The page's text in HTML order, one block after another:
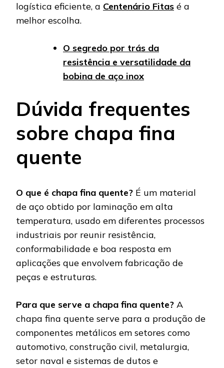
logística eficiente, a Centenário Fitas é a
melhor escolha.
O segredo por trás da
resistência e versatilidade da
bobina de aço inox
Dúvida frequentes
sobre chapa fina
quente
O que é chapa fina quente? É um material
de aço obtido por laminação em alta
temperatura, usado em diferentes processos
industriais por reunir resistência,
conformabilidade e boa resposta em
aplicações que envolvem fabricação de
peças e estruturas.
Para que serve a chapa fina quente? A
chapa fina quente serve para a produção de
componentes metálicos em setores como
automotivo, construção civil, metalurgia,
setor naval e sistemas de dutos e